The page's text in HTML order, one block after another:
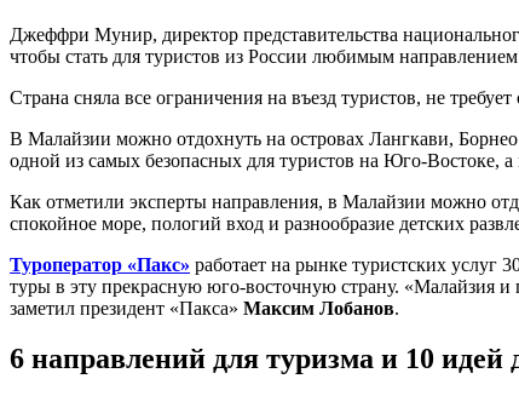
Джеффри Мунир, директор представительства
чтобы стать для туристов из России любимым
Страна сняла все ограничения на въезд туристов, не
В Малайзии можно отдохнуть на островах Лангкави,
одной из самых безопасных для туристов на Юго-Востоке,
Как отметили эксперты направления, в Малайзии можно
спокойное море, пологий вход и разнообразие детских
Туроператор «Пакс» работает на рынке туристских услуг
туры в эту прекрасную юго-восточную страну. «Малайзия
заметил президент «Пакса» Максим Лобанов.
6 направлений для туризма и 10